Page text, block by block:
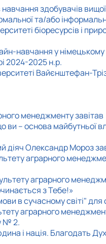
здобувачів вищої
та/або
біоресурсів і
навчання у німецькому
2024-2025 н.р.
Вайєнштефан-
менеджменту завітав
ви – основа майбутньої
діяч Олександр Мороз
аграрного менеджме
аграрного менеджм
з Тебе!»
в сучасному світі" для
аграрного
№ 2.
і нація. Благодать Дух